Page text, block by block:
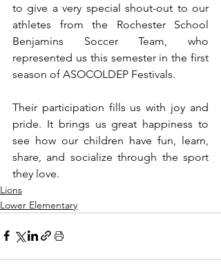
to give a very special shout-out to our
athletes from the Rochester School
Benjamins Soccer Team, who
represented us this semester in the first
season of ASOCOLDEP Festivals.
Their participation fills us with joy and
pride. It brings us great happiness to
see how our children have fun, learn,
share, and socialize through the sport
they love.
Lions
Lower Elementary